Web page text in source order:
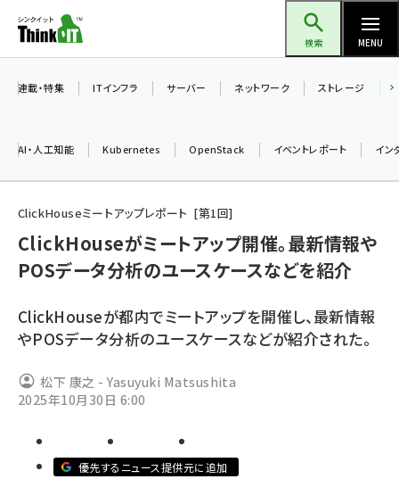
ン
ツ
検索 MENU
加藤銘のチーム貢献～仲間と築いた勝利の絆～ (2297)
iot女子会 (2248)
drupal (1929)
abc123 (1341)
連載・特集 ITインフラ サーバー ネットワーク ストレージ
AI・人工知能 Kubernetes OpenStack イベントレポート イン
ClickHouseミートアップレポート 第1回
ClickHouseがミートアップ開催。最新情報や
POSデータ分析のユースケースなどを紹介
ClickHouseが都内でミートアップを開催し、最新情報
やPOSデータ分析のユースケースなどが紹介された。
松下 康之 - Yasuyuki Matsushita
2025年10月30日 6:00
優先するニュース提供元に追加